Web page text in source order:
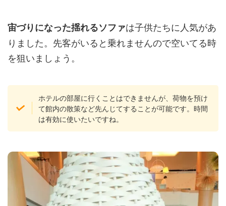
宙づりになった揺れるソファは子供たちに人気があ
りました。先客がいると乗れませんので空いてる時
を狙いましょう。
ホテルの部屋に行くことはできませんが、荷物を預け
て館内の散策など先んじてすることが可能です。時間
は有効に使いたいですね。